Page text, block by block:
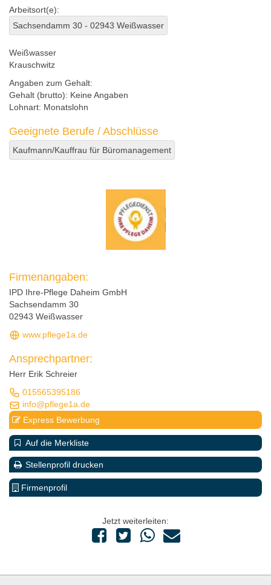
Arbeitsort(e):
Sachsendamm 30 - 02943 Weißwasser
Weißwasser
Krauschwitz
Angaben zum Gehalt:
Gehalt (brutto): Keine Angaben
Lohnart: Monatslohn
Geeignete Berufe / Abschlüsse
Kaufmann/Kauffrau für Büromanagement
Firmenangaben:
IPD Ihre-Pflege Daheim GmbH
Sachsendamm 30
02943 Weißwasser
www.pflege1a.de
Ansprechpartner:
Herr Erik Schreier
015565395186
info@pflege1a.de
Express Bewerbung
Auf die Merkliste
Stellenprofil drucken
Firmenprofil
Jetzt weiterleiten: